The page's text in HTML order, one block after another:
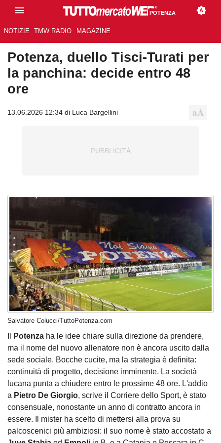
POTENZA
NOTIZIE TMW RADIO MAGAZINE
Potenza, duello Tisci-Turati per
la panchina: decide entro 48
ore
13.06.2026 12:34 di Luca Bargellini
Salvatore Colucci/TuttoPotenza.com
Potenza ha le idee chiare sulla direzione da prendere,
ma il nome del nuovo allenatore non è ancora uscito dalla
sede sociale. Bocche cucite, ma la strategia è definita:
continuità di progetto, decisione imminente. La società
lucana punta a chiudere entro le prossime 48 ore. L'addio
a Pietro De Giorgio, scrive il Corriere dello Sport, è stato
consensuale, nonostante un anno di contratto ancora in
essere. Il mister ha scelto di mettersi alla prova su
palcoscenici più ambiziosi: il suo nome è stato accostato a